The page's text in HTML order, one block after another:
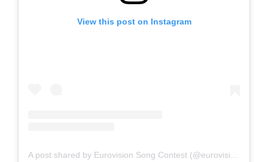
View this post on Instagram